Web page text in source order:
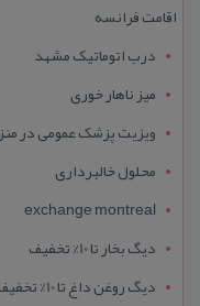
اقامت فرانسه
درب اتوماتیک مشهد
میز ناهار خوری
ویزیت پزشک عمومی در
محلول خالبرداری
exchange montreal
دیگ بخار تا 10% تخفیف
دیگ روغن داغ تا 10% تخفیف